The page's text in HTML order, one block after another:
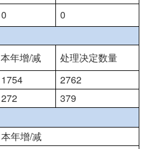
0
0
本年增/减
处理决定数量
1754
2762
272
379
本年增/减